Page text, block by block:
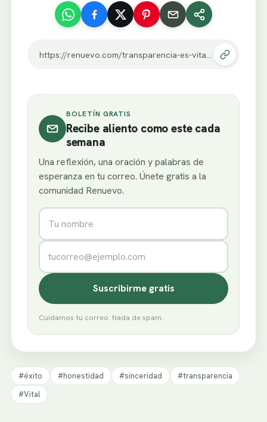
https://renuevo.com/transparencia-es-vital-2.html
BOLETÍN GRATIS
Recibe aliento como este cada
semana
Una reflexión, una oración y palabras de
esperanza en tu correo. Únete gratis a la
comunidad Renuevo.
Nombre
Correo electrónico
Suscribirme gratis
Cuidamos tu correo. Nada de spam.
#éxito #honestidad #sinceridad
#transparencia
#Vital